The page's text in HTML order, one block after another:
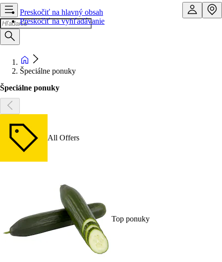
Preskočiť na hlavný obsah
Preskočiť na vyhľadávanie
Špeciálne ponuky
Špeciálne ponuky
All Offers
Top ponuky